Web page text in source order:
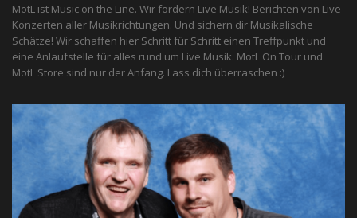
MotL ist Music on the Line. Wir fördern Live Musik! Berichten von Live
Konzerten aller Musikrichtungen. Und sichern dir Musikalische
Schätze! Wir schaffen hier Schritt für Schritt einen Treffpunkt und
eine Anlaufstelle für alles rund um Live Musik. MotL On Tour und
MotL Store sind nur der Anfang. Lass dich überraschen :)